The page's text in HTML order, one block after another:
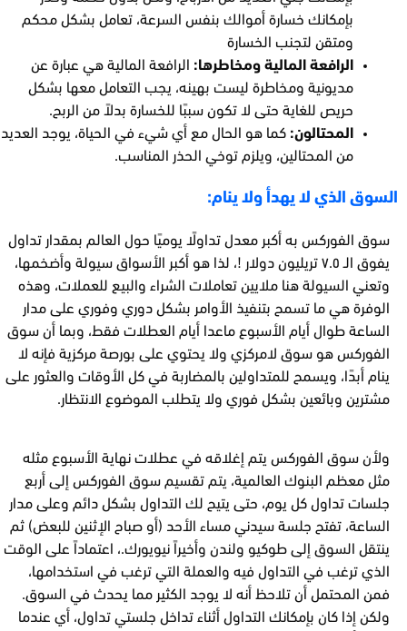
بإمكانك خسارة أموالك بنفس السرعة، تعامل بشكل محكم
ومتقن لتجنب الخسارة
الرافعة المالية ومخاطرها: الرافعة المالية هي عبارة عن
مديونية ومخاطرة ليست بهينه، يجب التعامل معها بشكل
حريص للغاية حتى لا تكون سببًا للخسارة بدلاً من الربح.
المحتالون: كما هو الحال مع أي شيء في الحياة، يوجد العديد
من المحتالين، ويلزم توخي الحذر المناسب.
السوق الذي لا يهدأ ولا ينام:
سوق الفوركس به أكبر معدل تداولًا يوميًا حول العالم بمقدار تداول
يفوق الـ ٧.٥ تريليون دولار !، لذا هو أكبر الأسواق سيولة وأضخمها،
وتعني السيولة هنا ملايين تعاملات الشراء والبيع للعملات، وهذه
الوفرة هي ما تسمح بتنفيذ الأوامر بشكل دوري وفوري على مدار
الساعة طوال أيام الأسبوع ماعدا أيام العطلات فقط، وبما أن سوق
الفوركس هو سوق لامركزي ولا يحتوي على بورصة مركزية فإنه لا
ينام أبدًا، ويسمح للمتداولين بالمضاربة في كل الأوقات والعثور على
مشترين وبائعين بشكل فوري ولا يتطلب الموضوع الانتظار.
ولأن سوق الفوركس يتم إغلاقه في عطلات نهاية الأسبوع مثله
مثل معظم البنوك العالمية، يتم تقسيم سوق الفوركس إلى أربع
جلسات تداول كل يوم، حتى يتيح لك التداول بشكل دائم وعلى مدار
الساعة، تفتح جلسة سيدني مساء الأحد (أو صباح الإثنين للبعض) ثم
ينتقل السوق إلى طوكيو ولندن وأخيراً نيويورك.، اعتماداً على الوقت
الذي ترغب في التداول فيه والعملة التي ترغب في استخدامها،
فمن المحتمل أن تلاحظ أنه لا يوجد الكثير مما يحدث في السوق.
ولكن إذا كان بإمكانك التداول أثناء تداخل جلستي تداول، أي عندما